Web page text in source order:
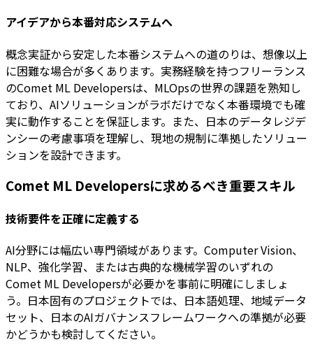
アイデアから本番対応システムへ
概念実証から安定した本番システムへの道のりは、想像以上
に困難な場合が多くあります。実務経験を持つフリーランス
のComet ML Developersは、MLOpsの世界の課題を熟知し
ており、AIソリューションがラボだけでなく本番環境でも確
実に動作することを保証します。また、日本のデータレジデ
ンシーの考慮事項を理解し、現地の規制に準拠したソリュー
ションを設計できます。
Comet ML Developersに求めるべき重要スキル
技術要件を正確に定義する
AI分野には幅広い専門領域があります。Computer Vision、
NLP、強化学習、または古典的な機械学習のいずれの
Comet ML Developersが必要かを事前に明確にしましょ
う。日本固有のプロジェクトでは、日本語処理、地域データ
セット、日本のAIガバナンスフレームワークへの準拠が必要
かどうかも検討してください。